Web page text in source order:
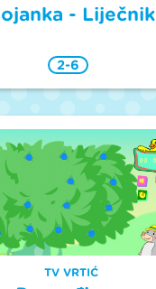
- Liječnik
2-6
TV VRTIĆ